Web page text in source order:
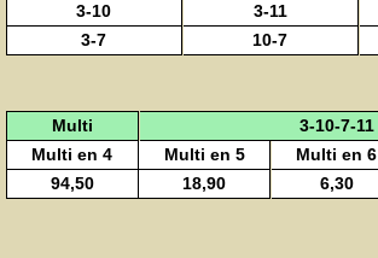
3-10
3-11
3-7
10-7
Multi
3-10-7-11
Multi en 4
Multi en 5 Multi en 6
94,50
18,90 6,30